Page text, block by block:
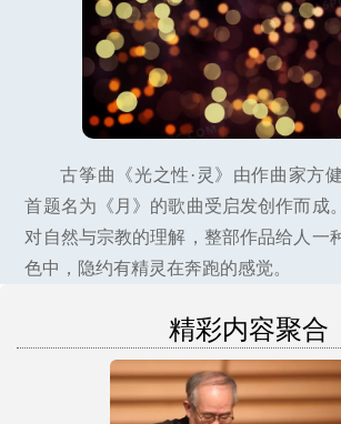
古筝曲《光之性·灵》由作曲家方
首题名为《月》的歌曲受启发创作而成
对自然与宗教的理解，整部作品给人一
色中，隐约有精灵在奔跑的感觉。
精彩内容聚合